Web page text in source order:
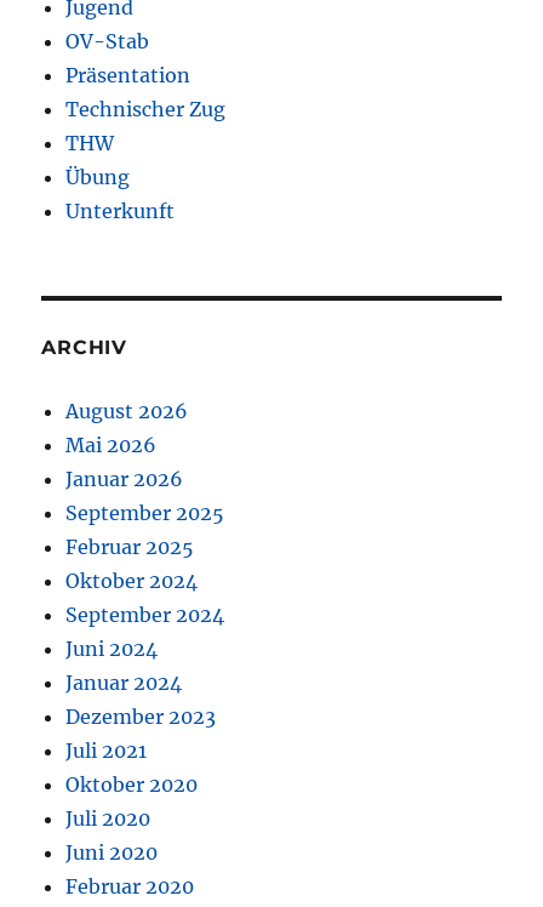
Jugend
OV-Stab
Präsentation
Technischer Zug
THW
Übung
Unterkunft
ARCHIV
August 2026
Mai 2026
Januar 2026
September 2025
Februar 2025
Oktober 2024
September 2024
Juni 2024
Januar 2024
Dezember 2023
Juli 2021
Oktober 2020
Juli 2020
Juni 2020
Februar 2020